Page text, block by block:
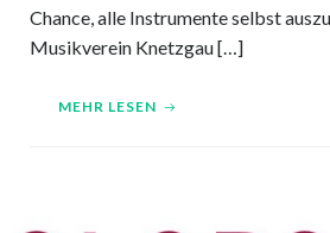
Chance, alle Instrumente selbst
Musikverein Knetzgau […]
MEHR LESEN